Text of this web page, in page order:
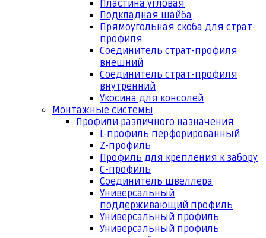
Пластина угловая
Подкладная шайба
Прямоугольная скоба для страт-
профиля
Соединитель страт-профиля
внешний
Соединитель страт-профиля
внутренний
Укосина для консолей
Монтажные системы
Профили различного назначения
L-профиль перфорированный
Z-профиль
Профиль для крепления к забору
С-профиль
Соединитель швеллера
Универсальный
поддерживающий профиль
Универсальный профиль
Универсальный профиль